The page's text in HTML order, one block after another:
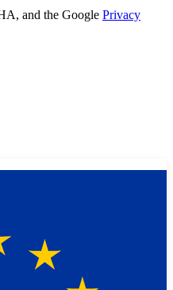
and the Google Privacy